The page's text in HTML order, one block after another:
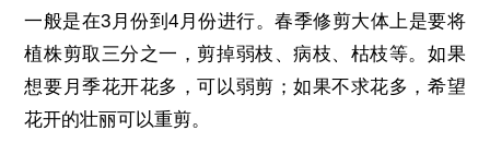
一般是在3月份到4月份进行。春季修剪大体上是要将
植株剪取三分之一，剪掉弱枝、病枝、枯枝等。如果
想要月季花开花多，可以弱剪；如果不求花多，希望
花开的壮丽可以重剪。